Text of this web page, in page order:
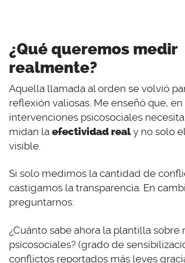
¿Qué queremos medir
realmente?
Aquella llamada al orden se volvió
reflexión valiosas. Me enseñó que, en
intervenciones psicosociales
midan la efectividad real y no solo
visible.
Si solo medimos la cantidad de
castigamos la transparencia. En
preguntarnos:
¿Cuánto sabe ahora la plantilla sobre
psicosociales? (grado de
conflictos reportados más leves